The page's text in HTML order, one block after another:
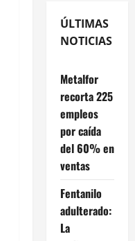
ÚLTIMAS
NOTICIAS
Metalfor
recorta 225
empleos
por caída
del 60% en
ventas
Fentanilo
adulterado:
La